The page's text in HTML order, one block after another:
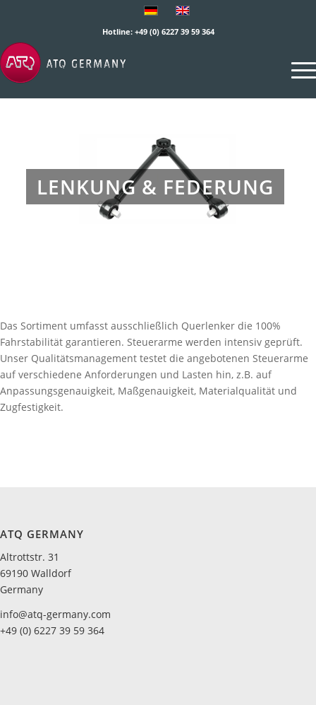
Hotline: +49 (0) 6227 39 59 364
LENKUNG & FEDERUNG
Das Sortiment umfasst ausschließlich Querlenker die 100%
Fahrstabilität garantieren. Steuerarme werden intensiv geprüft.
Unser Qualitätsmanagement testet die angebotenen Steuerarme
auf verschiedene Anforderungen und Lasten hin, z.B. auf
Anpassungsgenauigkeit, Maßgenauigkeit, Materialqualität und
Zugfestigkeit.
ATQ GERMANY
Altrottstr. 31
69190 Walldorf
Germany
info@atq-germany.com
+49 (0) 6227 39 59 364